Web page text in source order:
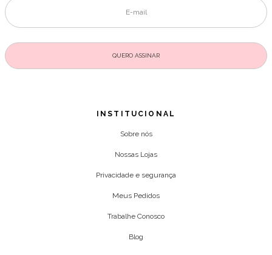
INSTITUCIONAL
Sobre nós
Nossas Lojas
Privacidade e segurança
Meus Pedidos
Trabalhe Conosco
Blog